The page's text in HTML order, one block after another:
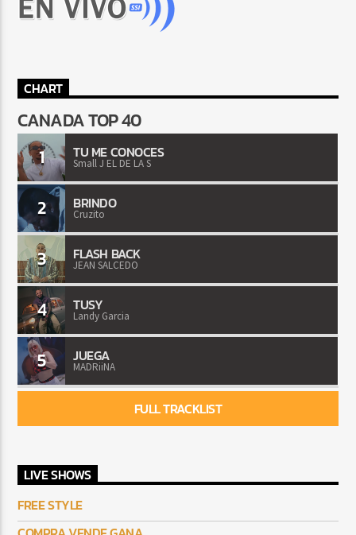
CHART
CANADA TOP 40
1 TU ME CONOCES
Small J EL DE LA S
2 BRINDO
Cruzito
3 FLASH BACK
JEAN SALCEDO
4 TUSY
Landy Garcia
5 JUEGA
MADRiiNA
FULL TRACKLIST
LIVE SHOWS
FREE STYLE